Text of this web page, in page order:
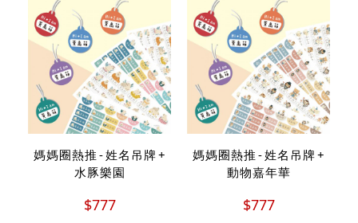
媽媽圈熱推 - 姓名吊牌 +
水豚樂園
$777
媽媽圈熱推 - 姓名吊牌 +
動物嘉年華
$777